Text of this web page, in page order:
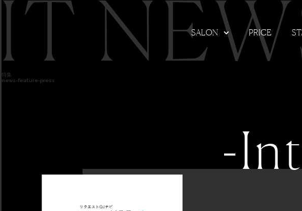
SALON PRICE
IT
特集
news-feature-press
-